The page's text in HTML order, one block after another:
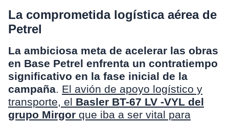
La comprometida logística aérea de
Petrel
La ambiciosa meta de acelerar las obras
en Base Petrel enfrenta un contratiempo
significativo en la fase inicial de la
campaña. El avión de apoyo logístico y
transporte, el Basler BT-67 LV -VYL del
grupo Mirgor que iba a ser vital para